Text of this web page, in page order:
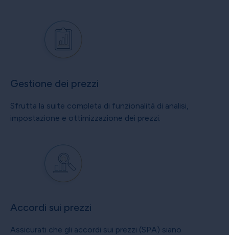
Gestione dei prezzi
Sfrutta la suite completa di funzionalità di analisi,
impostazione e ottimizzazione dei prezzi.
Accordi sui prezzi
Assicurati che gli accordi sui prezzi (SPA) siano